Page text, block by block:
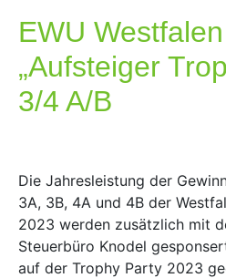
EWU
„Aufsteiger
3/4 A/B
Die Jahresleistung der
3A, 3B, 4A und 4B der
2023 werden zusätzlich mit
Steuerbüro Knodel
auf der Trophy Party 2023